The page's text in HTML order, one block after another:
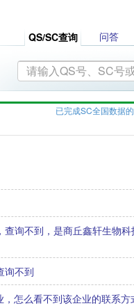
QS/SC查询 问答
已完成SC全国数据
询不到，是商丘鑫轩生物
询不到
怎么看不到该企业的联系方